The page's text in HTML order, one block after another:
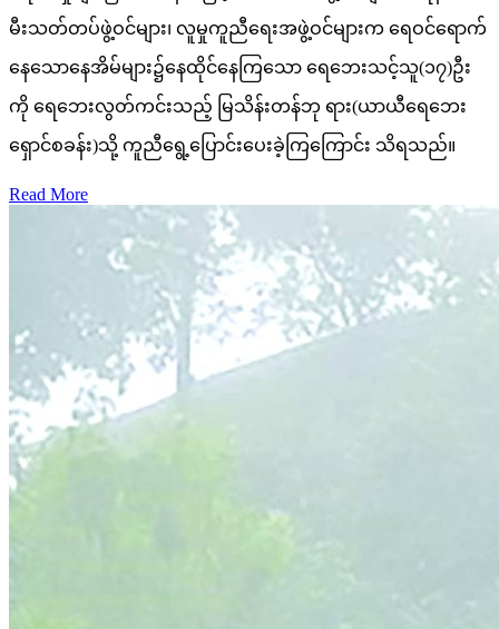
မီးသတ်တပ်ဖွဲ့ဝင်များ၊ လူမှုကူညီရေးအဖွဲ့ဝင်များက ရေဝင်ရောက်
နေသောနေအိမ်များ၌နေထိုင်နေကြသော ရေဘေးသင့်သူ(၁၇)ဦး
ကို ရေဘေးလွတ်ကင်းသည့် မြသိန်းတန်ဘု ရား(ယာယီရေဘေး
ရှောင်စခန်း)သို့ ကူညီရွေ့ပြောင်းပေးခဲ့ကြကြောင်း သိရသည်။
Read More